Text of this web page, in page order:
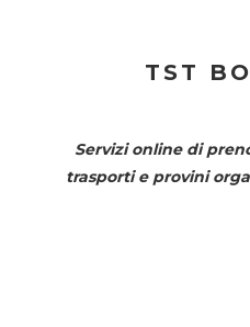
TST
Servizi online di
trasporti e provini